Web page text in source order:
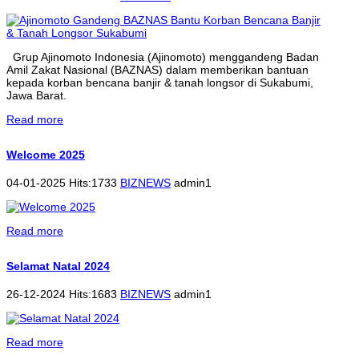
Grup Ajinomoto Indonesia (Ajinomoto) menggandeng Badan
Amil Zakat Nasional (BAZNAS) dalam memberikan bantuan
kepada korban bencana banjir & tanah longsor di Sukabumi,
Jawa Barat.
Read more
Welcome 2025
04-01-2025 Hits:1733 BIZNEWS admin1
Read more
Selamat Natal 2024
26-12-2024 Hits:1683 BIZNEWS admin1
Read more